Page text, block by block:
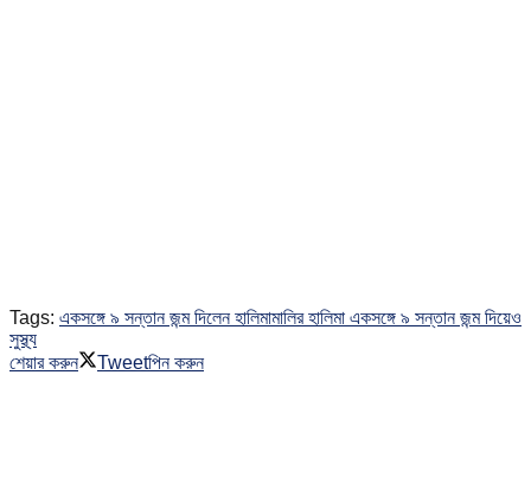
Tags: একসঙ্গে ৯ সন্তান জন্ম দিলেন হালিমামালির হালিমা একসঙ্গে ৯ সন্তান জন্ম দিয়েও
সুস্থ্য
শেয়ার করুন
Tweetপিন করুন